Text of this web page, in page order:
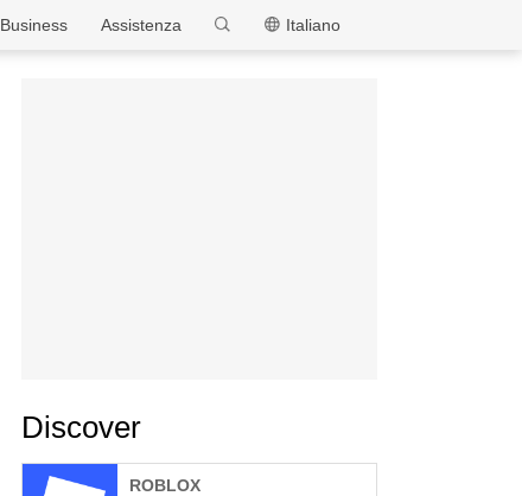
MEmu
Italiano
Assistenza
Business
Discover
ROBLOX